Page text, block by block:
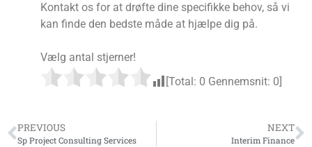
Kontakt os for at drøfte dine specifikke behov, så vi
kan finde den bedste måde at hjælpe dig på.
Vælg antal stjerner!
[Total: 0 Gennemsnit: 0
PREVIOUS
Sp Project Consulting Services
NEXT
Interim Finance